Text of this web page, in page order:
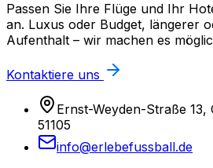
Passen Sie Ihre Flüge und Ihr
an. Luxus oder Budget, längerer
Aufenthalt – wir machen es
Kontaktiere uns
Ernst-Weyden-Straße 13,
51105
info@erlebefussball.de